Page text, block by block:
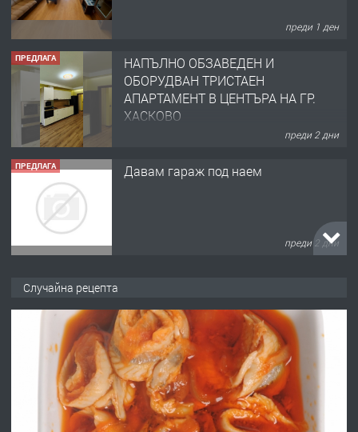
преди 1 ден
ПРЕДЛАГА
НАПЪЛНО ОБЗАВЕДЕН И
ОБОРУДВАН ТРИСТАЕН
АПАРТАМЕНТ В ЦЕНТЪРА НА ГР.
ХАСКОВО
преди 2 дни
ПРЕДЛАГА Давам гараж под наем
преди 2 дни
градската градина!
преди 2 дни
ПРОСТОРЕН ТРИСТАЕН
АПАРТАМЕНТ В НОВА СГРАДА КВ.
КУБА
Случайна рецепта